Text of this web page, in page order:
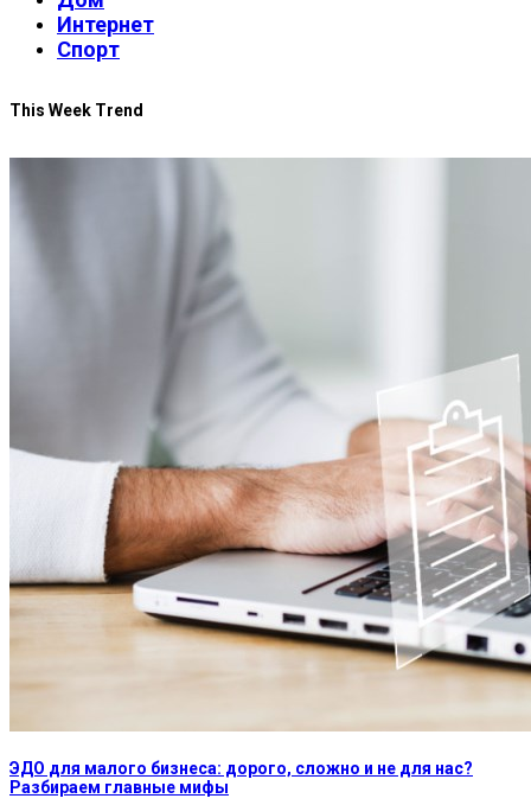
Интернет
Спорт
This Week Trend
ЭДО для малого бизнеса: дорого, сложно и не для нас?
Разбираем главные мифы